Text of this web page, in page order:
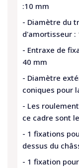
:10 mm
- Diamètre du
d'amortisseur :
- Entraxe de
40 mm
- Diamètre
coniques pour
- Les
ce cadre sont
- 1 fixations
dessus du
- 1 fixation